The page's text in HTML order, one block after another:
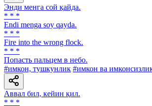
Энди менга сой қайда.
* * *
Endi menga soy qayda.
* * *
Fire into the wrong flock.
* * *
Попасть пальцем в небо.
#имкон, тушкунлик #имкон ва
Аввал бил, кейин қил.
* * *